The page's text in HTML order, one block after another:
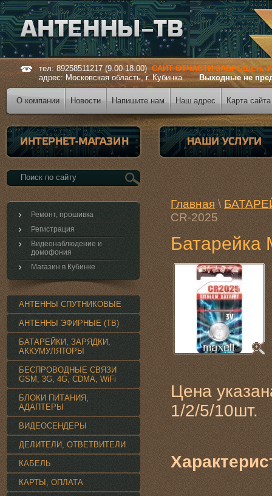
О компании Новости Напишите нам Наш адрес Карта сайта
тел: 89258511217 (9.00-18.00)САЙТ ОТЧАСТИ ЗАБРОШЕН,
адрес: Московская область, г. КубинкаВыходные не
Главная\
CR-2025
Батарейка
Цена
1/2/5/10шт.
Ремонт, прошивка
Регистрация
Видеонаблюдение и
домофония
Магазин в Кубинке
АНТЕННЫ СПУТНИКОВЫЕ
АНТЕННЫ ЭФИРНЫЕ (ТВ)
БАТАРЕЙКИ, ЗАРЯДКИ,
АККУМУЛЯТОРЫ
БЕСПРОВОДНЫЕ СВЯЗИ
GSM, 3G, 4G, CDMA, WiFi
БЛОКИ ПИТАНИЯ,
АДАПТЕРЫ
ВИДЕОСЕНДЕРЫ
ДЕЛИТЕЛИ, ОТВЕТВИТЕЛИ
КАБЕЛЬ
КАРТЫ, ОПЛАТА